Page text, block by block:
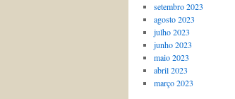
setembro 2023
agosto 2023
julho 2023
junho 2023
maio 2023
abril 2023
março 2023